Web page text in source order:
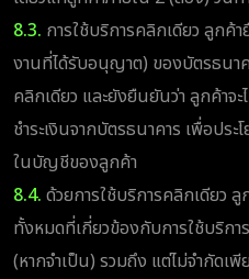
8.3. การใช้บริการคลิกเดียว ลูกค้
งานที่ได้รับอนุญาต) ของบัตรธนา
คลิกเดียว และยังยืนยันว่า ลูกค้าจ
ชำระเงินจากบัตรธนาคาร เพื่อปร
ในบัญชีของลูกค้า
8.4. ด้วยการใช้บริการคลิกเดียว
ทั้งหมดที่เกี่ยวข้องกับการใช้บริกา
(หากจำเป็น) รวมถึง แต่ไม่จำกัดเ